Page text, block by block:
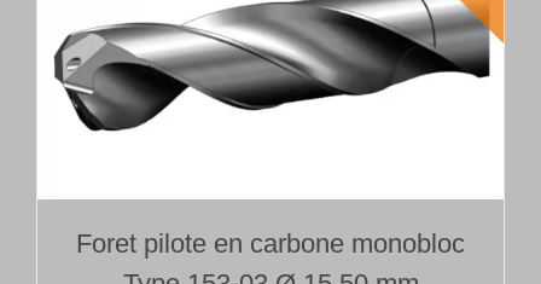
Foret pilote en carbone monobloc